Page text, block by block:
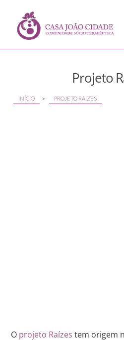
Projeto
INÍCIO > PROJETO RAIZES
O projeto Raízes tem origem